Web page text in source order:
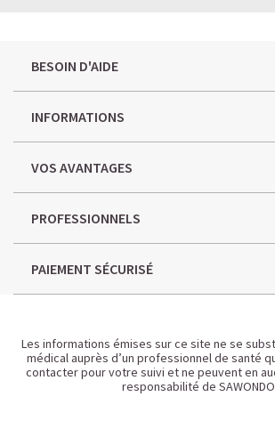
BESOIN D'AIDE
INFORMATIONS
VOS AVANTAGES
PROFESSIONNELS
PAIEMENT SÉCURISÉ
Les informations émises sur ce site ne se
médical auprès d’un professionnel de santé
contacter pour votre suivi et ne peuvent en
responsabilité de